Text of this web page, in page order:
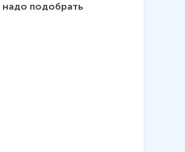
надо подобрать